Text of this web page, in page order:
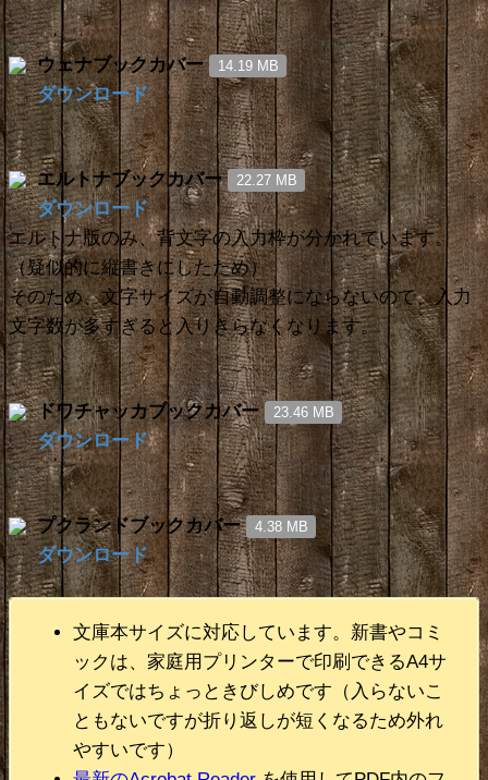
ウェナブックカバー 14.19 MB
ダウンロード
エルトナブックカバー 22.27 MB
ダウンロード
エルトナ版のみ、背文字の入力枠が分かれています。
（疑似的に縦書きにしたため）
そのため、文字サイズが自動調整にならないので、入力
文字数が多すぎると入りきらなくなります。
ドワチャッカブックカバー 23.46 MB
ダウンロード
プクランドブックカバー 4.38 MB
ダウンロード
文庫本サイズに対応しています。新書やコミ
ックは、家庭用プリンターで印刷できるA4サ
イズではちょっときびしめです（入らないこ
ともないですが折り返しが短くなるため外れ
やすいです）